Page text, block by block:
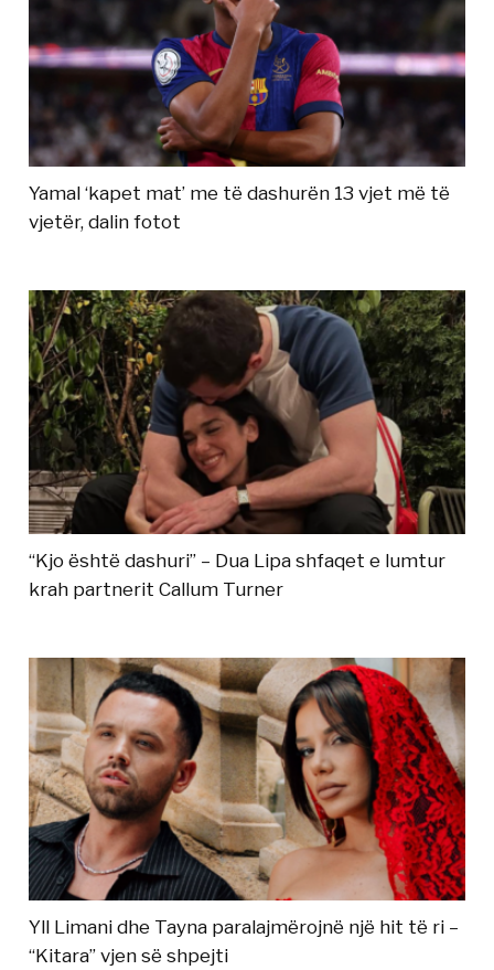
Yamal ‘kapet mat’ me të dashurën 13 vjet më të
vjetër, dalin fotot
“Kjo është dashuri” – Dua Lipa shfaqet e lumtur
krah partnerit Callum Turner
Yll Limani dhe Tayna paralajmërojnë një hit të ri –
“Kitara” vjen së shpejti